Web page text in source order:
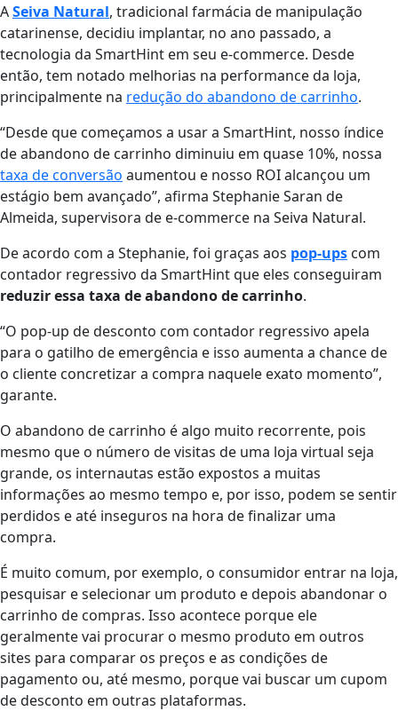
ASeiva Natural, tradicional farmácia de manipulação
catarinense, decidiu implantar, no ano passado, a
tecnologia da SmartHint em seu e-commerce. Desde
então, tem notado melhorias na performance da loja,
principalmente na redução do abandono de carrinho.
“Desde que começamos a usar a SmartHint, nosso índice
de abandono de carrinho diminuiu em quase 10%, nossa
taxa de conversão aumentou e nosso ROI alcançou um
estágio bem avançado”, afirma Stephanie Saran de
Almeida, supervisora de e-commerce na Seiva Natural.
De acordo com a Stephanie, foi graças aos pop-ups com
contador regressivo da SmartHint que eles conseguiram
reduziressa taxa de abandono de carrinho.
“O pop-up de desconto com contador regressivo apela
para o gatilho de emergência e isso aumenta a chance de
o cliente concretizar a compra naquele exato momento”,
garante.
O abandono de carrinho é algo muito recorrente, pois
mesmo que o número de visitas de uma loja virtual seja
grande, os internautas estão expostos a muitas
informações ao mesmo tempo e, por isso, podem se sentir
perdidos e até inseguros na hora de finalizar uma
compra.
É muito comum, por exemplo, o consumidor entrar na loja,
pesquisar e selecionar um produto e depois abandonar o
carrinho de compras. Isso acontece porque ele
geralmente vai procurar o mesmo produto em outros
sites para comparar os preços e as condições de
pagamento ou, até mesmo, porque vai buscar um cupom
de desconto em outras plataformas.